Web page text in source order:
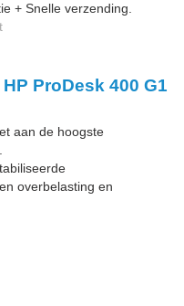
+ Snelle verzending.
ProDesk 400 G1
aan de hoogste
overbelasting en